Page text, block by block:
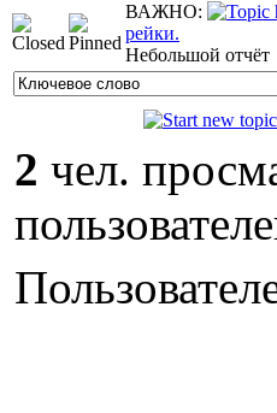
ВАЖНО:
рейки.
Небольшой отчёт
2 чел.